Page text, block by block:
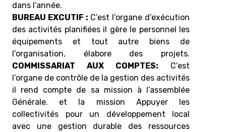
dans l’année.
BUREAU EXCUTIF : C’est l’organe d’exécution
des activités planifiées il gère le personnel les
équipements et tout autre biens de
l’organisation, élabore des projets.
COMMISSARIAT AUX COMPTES: C’est
l’organe de contrôle de la gestion des activités
il rend compte de sa mission à l’assemblée
Générale. et la mission Appuyer les
collectivités pour un développement local
avec une gestion durable des ressources